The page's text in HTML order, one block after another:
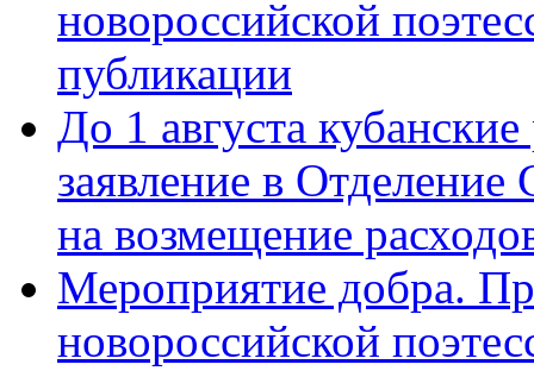
новороссийской
публикации
До 1 августа
заявление в
на возмещение
Мероприятие добра.
новороссийской